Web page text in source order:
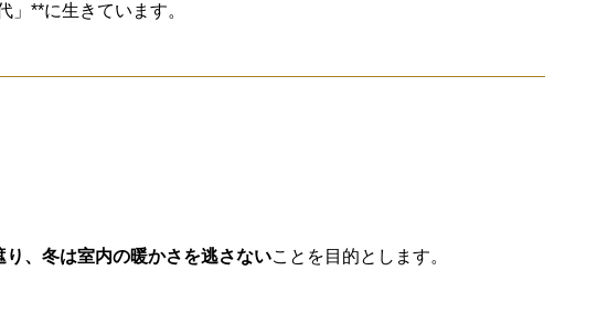
」**に生きています。
り、冬は室内の暖かさを逃さないことを目的とします。